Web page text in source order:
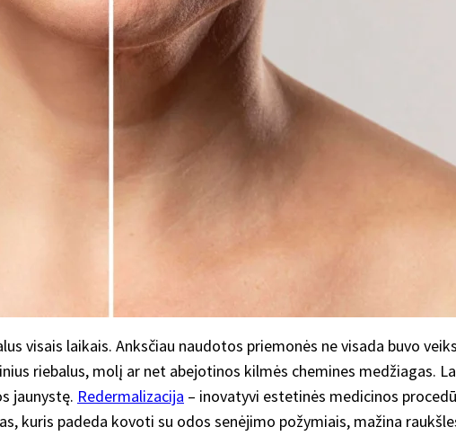
visais laikais. Anksčiau naudotos priemonės ne visada buvo
riebalus, molį ar net abejotinos kilmės chemines medžiagas.
jaunystę. Redermalizacija – inovatyvi estetinės medicinos
kuris padeda kovoti su odos senėjimo požymiais, mažina